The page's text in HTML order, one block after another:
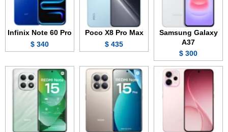
Samsung Galaxy
A37
300 $
Poco X8 Pro Max
435 $
Infinix Note 60 Pro
340 $